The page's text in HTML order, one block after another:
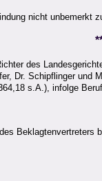
nicht unbemerkt
des
Dr. Schipflinger
s.A.), infolge